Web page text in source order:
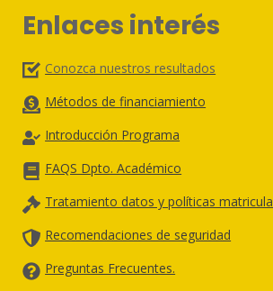
Enlaces interés
Conozca nuestros resultados
Métodos de financiamiento
Introducción Programa
FAQS Dpto. Académico
Tratamiento datos y políticas matricula
Recomendaciones de seguridad
Preguntas Frecuentes.